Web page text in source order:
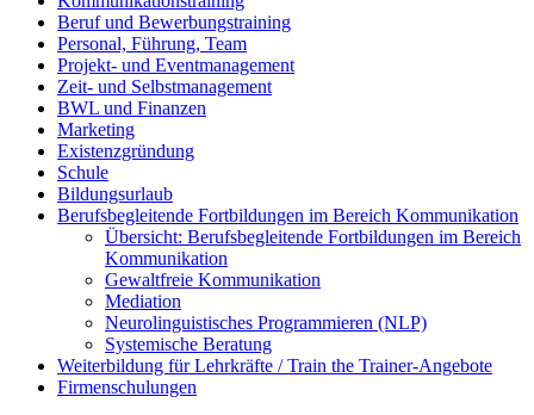
Beruf und Bewerbungstraining
Personal, Führung, Team
Projekt- und Eventmanagement
Zeit- und Selbstmanagement
BWL und Finanzen
Marketing
Existenzgründung
Schule
Bildungsurlaub
Berufsbegleitende Fortbildungen im Bereich Kommunikation
Übersicht: Berufsbegleitende Fortbildungen im Bereich
Kommunikation
Gewaltfreie Kommunikation
Mediation
Neurolinguistisches Programmieren (NLP)
Systemische Beratung
Weiterbildung für Lehrkräfte / Train the Trainer-Angebote
Firmenschulungen